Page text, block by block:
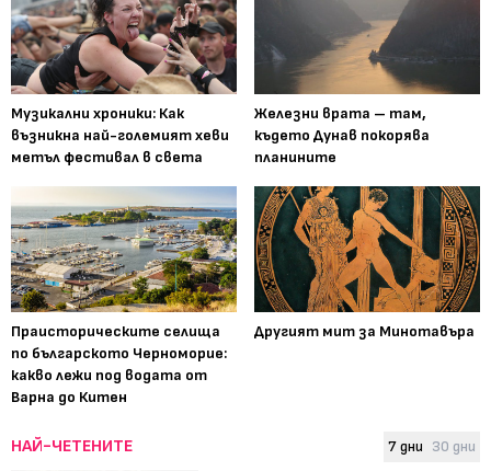
Музикални хроники: Как
възникна най-големият хеви
метъл фестивал в света
Железни врата – там,
където Дунав покорява
планините
Праисторическите селища
по българското Черноморие:
какво лежи под водата от
Варна до Китен
Другият мит за Минотавъра
НАЙ-ЧЕТЕНИТЕ 7 дни 30 дни